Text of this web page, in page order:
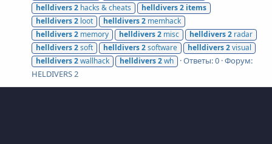
helldivers2 hacks & cheats helldivers2 items
helldivers2 loot helldivers2 memhack
helldivers2 memory helldivers2 misc helldivers2 radar
helldivers2soft helldivers2software helldivers2visual
helldivers2wallhack helldivers2wh Ответы: 0 Форум:
HELDIVERS 2